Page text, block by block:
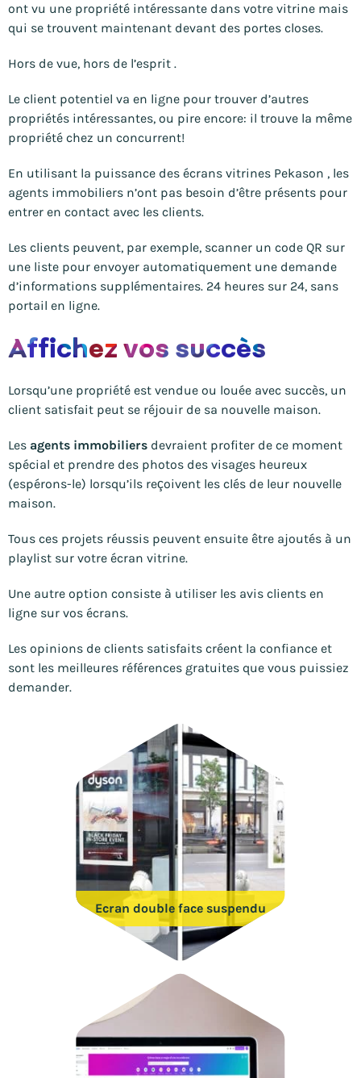
ont vu une propriété intéressante dans votre vitrine mais
qui se trouvent maintenant devant des portes closes.
Hors de vue, hors de l’esprit .
Le client potentiel va en ligne pour trouver d’autres
propriétés intéressantes, ou pire encore: il trouve la même
propriété chez un concurrent!
En utilisant la puissance des écrans vitrines Pekason , les
agents immobiliers n’ont pas besoin d’être présents pour
entrer en contact avec les clients.
Les clients peuvent, par exemple, scanner un code QR sur
une liste pour envoyer automatiquement une demande
d’informations supplémentaires. 24 heures sur 24, sans
portail en ligne.
Affichez vos succès
Lorsqu’une propriété est vendue ou louée avec succès, un
client satisfait peut se réjouir de sa nouvelle maison.
Les agents immobiliers devraient profiter de ce moment
spécial et prendre des photos des visages heureux
(espérons-le) lorsqu’ils reçoivent les clés de leur nouvelle
maison.
Tous ces projets réussis peuvent ensuite être ajoutés à un
playlist sur votre écran vitrine.
Une autre option consiste à utiliser les avis clients en
ligne sur vos écrans.
Les opinions de clients satisfaits créent la confiance et
sont les meilleures références gratuites que vous puissiez
demander.
Ecran double face suspendu